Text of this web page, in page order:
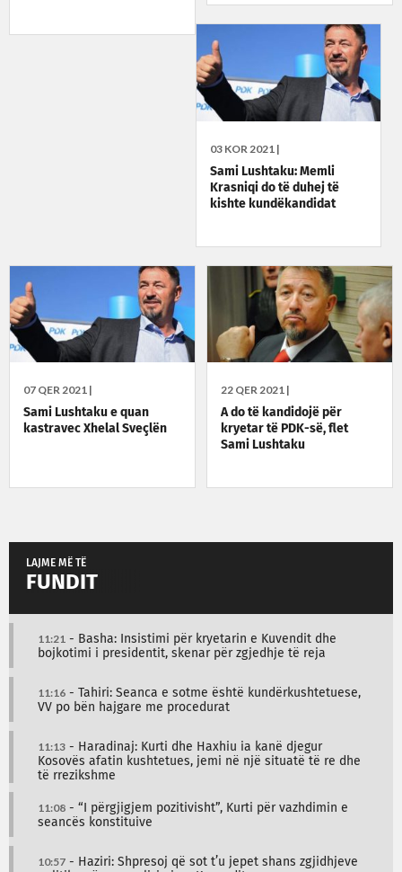
03 KOR 2021 |
Sami Lushtaku: Memli
Krasniqi do të duhej të
kishte kundëkandidat
22 QER 2021 |
A do të kandidojë për
kryetar të PDK-së, flet
Sami Lushtaku
07 QER 2021 |
Sami Lushtaku e quan
kastravec Xhelal Sveçlën
LAJME MË TË
FUNDIT
11:21 - Basha: Insistimi për kryetarin e Kuvendit dhe
bojkotimi i presidentit, skenar për zgjedhje të reja
11:16 - Tahiri: Seanca e sotme është kundërkushtetuese,
VV po bën hajgare me procedurat
11:13 - Haradinaj: Kurti dhe Haxhiu ia kanë djegur
Kosovës afatin kushtetues, jemi në një situatë të re dhe
të rrezikshme
11:08 - “I përgjigjem pozitivisht”, Kurti për vazhdimin e
seancës konstituive
10:57 - Haziri: Shpresoj që sot t’u jepet shans zgjidhjeve